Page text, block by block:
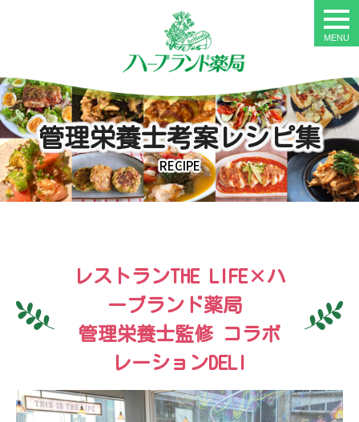
管理栄養士考案レシピ集
RECIPE
レストランTHE LIFE×ハ
ーブランド薬局
管理栄養士監修 コラボ
レーションDELI